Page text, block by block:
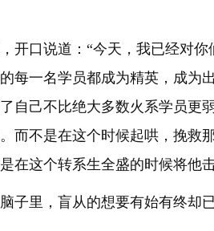
开口说道：“今天，我已经对
每一名学员都成为精英，成为
自己不比绝大多数火系学员更
而不是在这个时候起哄，挽救
在这个转系生全盛的时候将他
子里，盲从的想要有始有终却